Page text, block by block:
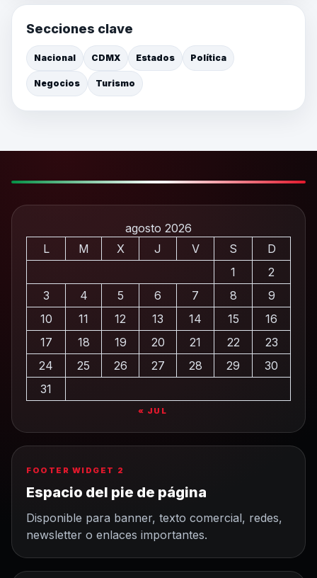
Secciones clave
Nacional CDMX Estados Política
Negocios Turismo
agosto 2026
L
M X J V S
D
1
2
3
4 5 6 7 8
9
10
11 12 13 14 15
16
17
18 19 20 21 22
23
24
25 26 27 28 29
30
31
« JUL
FOOTER WIDGET 2
Espacio del pie de página
Disponible para banner, texto comercial, redes,
newsletter o enlaces importantes.